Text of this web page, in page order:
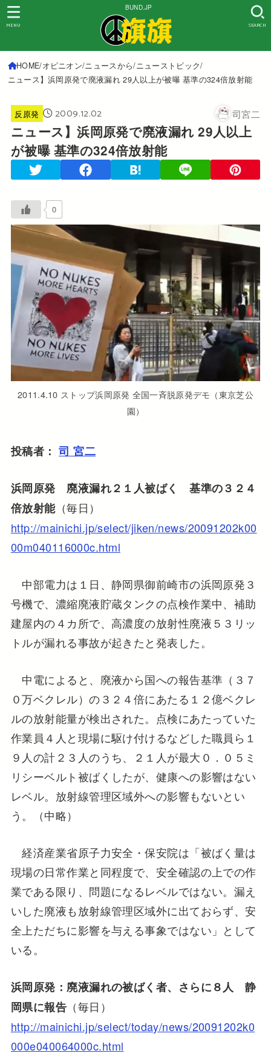
BUND.JP
SEARCH
MENU
HOME オピニオン ニュースから ニューストピック
ニュース】浜岡原発で廃液漏れ 29人以上が被曝 基準の324倍放射能
反原発 2009.12.02 司宮二
ニュース】浜岡原発で廃液漏れ 29人以上
が被曝 基準の324倍放射能
0
2011.4.10 ストップ浜岡原発 全国一斉脱原発デモ（東京芝公
園）
投稿者：司 宮二
浜岡原発 廃液漏れ２１人被ばく 基準の３２４
倍放射能（毎日）
http://mainichi.jp/select/jiken/news/20091202k00
00m040116000c.html
中部電力は１日、静岡県御前崎市の浜岡原発３
号機で、濃縮廃液貯蔵タンクの点検作業中、補助
建屋内の４カ所で、高濃度の放射性廃液５３リッ
トルが漏れる事故が起きたと発表した。
中電によると、廃液から国への報告基準（３７
０万ベクレル）の３２４倍にあたる１２億ベクレ
ルの放射能量が検出された。点検にあたっていた
作業員４人と現場に駆け付けるなどした職員ら１
９人の計２３人のうち、２１人が最大０．０５ミ
リシーベルト被ばくしたが、健康への影響はない
レベル。放射線管理区域外への影響もないとい
う。（中略）
経済産業省原子力安全・保安院は「被ばく量は
現場の日常作業と同程度で、安全確認の上での作
業である限り、問題になるレベルではない。漏え
いした廃液も放射線管理区域外に出ておらず、安
全上ただちに影響を与える事象ではない」として
いる。
浜岡原発：廃液漏れの被ばく者、さらに８人 静
岡県に報告 （毎日）
http://mainichi.jp/select/today/news/20091202k0
000e040064000c.html